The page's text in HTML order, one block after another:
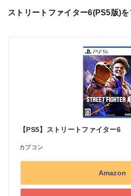
ストリートファイター6(PS5版)を
【PS5】ストリートファイター6
カプコン
Amazon